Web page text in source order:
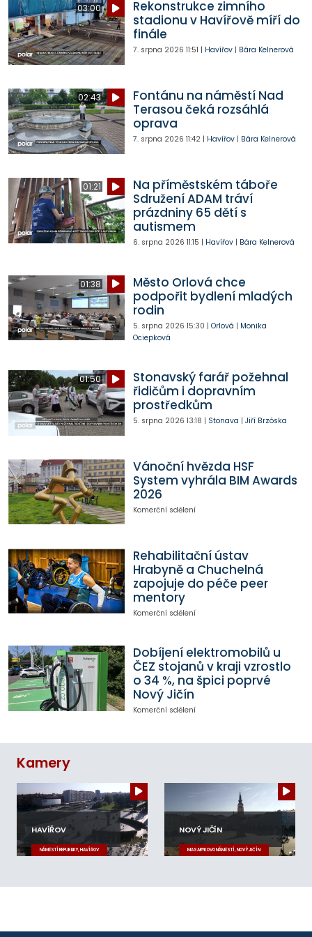
03:00
Rekonstrukce zimního
stadionu v Havířově míří do
finále
7. srpna 2026 11:51 | Havířov| Bára Kelnerová
02:43
Fontánu na náměstí Nad
Terasou čeká rozsáhlá
oprava
7. srpna 2026 11:42| Havířov| Bára Kelnerová
01:21
Na příměstském táboře
Sdružení ADAM tráví
prázdniny 65 dětí s
autismem
6. srpna 2026 11:15 | Havířov| Bára Kelnerová
01:38
Město Orlová chce
podpořit bydlení mladých
rodin
5. srpna 2026 15:30 | Orlová | Monika
Ociepková
01:50
Stonavský farář požehnal
řidičům i dopravním
prostředkům
5. srpna 2026 13:18 | Stonava | Jiří Brzóska
Vánoční hvězda HSF
System vyhrála BIM Awards
2026
Komerční sdělení
Rehabilitační ústav
Hrabyně a Chuchelná
zapojuje do péče peer
mentory
Komerční sdělení
Dobíjení elektromobilů u
ČEZ stojanů v kraji vzrostlo
o 34 %, na špici poprvé
Nový Jičín
Komerční sdělení
Kamery
HAVÍŘOV
NÁMĚSTÍ REPUBLIKY, HAVÍŘOV
NOVÝ JIČÍN
MASARYKOVO NÁMĚSTÍ, NOVÝ JIČÍN